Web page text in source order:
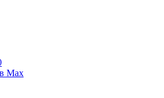
Max